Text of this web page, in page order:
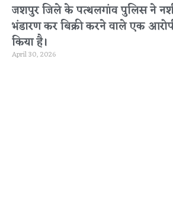
जशपुर जिले के पत्थलगांव पुलिस ने
भंडारण कर बिक्री करने वाले एक
किया है।
April 30, 2026